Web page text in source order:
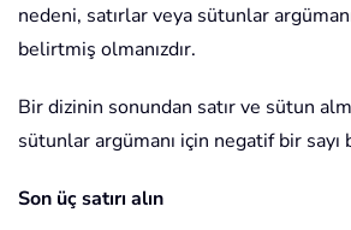
nedeni, satırlar veya sütunlar
belirtmiş olmanızdır.
Bir dizinin sonundan satır ve sütun
sütunlar argümanı için negatif bir
Son üç satırı alın